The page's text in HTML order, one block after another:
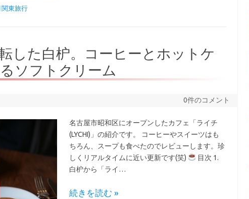
関東旅行
した白枦。コーヒーとホットケ
ソフトクリーム
0件のコメント
名古屋市昭和区にオープンしたカフェ「ライチ
(LYCHI)」の紹介です。 コーヒーやスイーツはも
ちろん、スープも食べたのでレビューします。珍
しくリアルタイムに近い更新です(笑)
目次 1.
白枦から「ライ…
続きを読む »